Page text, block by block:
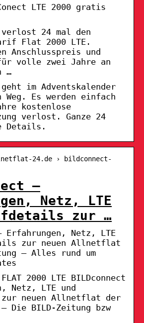
LTE 2000 gratis
24 mal den
Flat 2000 LTE.
Anschlusspreis und
für volle zwei Jahre an
…
im Adventskalender
Weg. Es werden einfach
kostenlose
verlost. Ganze 24
Details.
24.de › bildconnect-
–
Netz, LTE
zur …
Erfahrungen, Netz, LTE
zur neuen Allnetflat
– Alles rund um
2000 LTE BILDconnect
Netz, LTE und
neuen Allnetflat der
Die BILD-Zeitung bzw